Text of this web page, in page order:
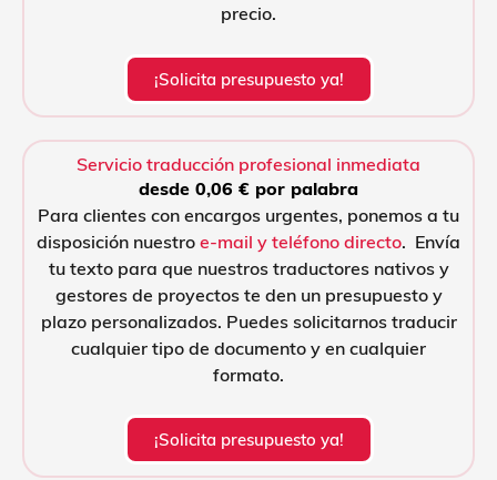
precio.
¡Solicita presupuesto ya!
Servicio traducción profesional inmediata
desde 0,06 € por palabra
Para clientes con encargos urgentes, ponemos a tu
disposición nuestro e-mail y teléfono directo. Envía
tu texto para que nuestros traductores nativos y
gestores de proyectos te den un presupuesto y
plazo personalizados. Puedes solicitarnos traducir
cualquier tipo de documento y en cualquier
formato.
¡Solicita presupuesto ya!